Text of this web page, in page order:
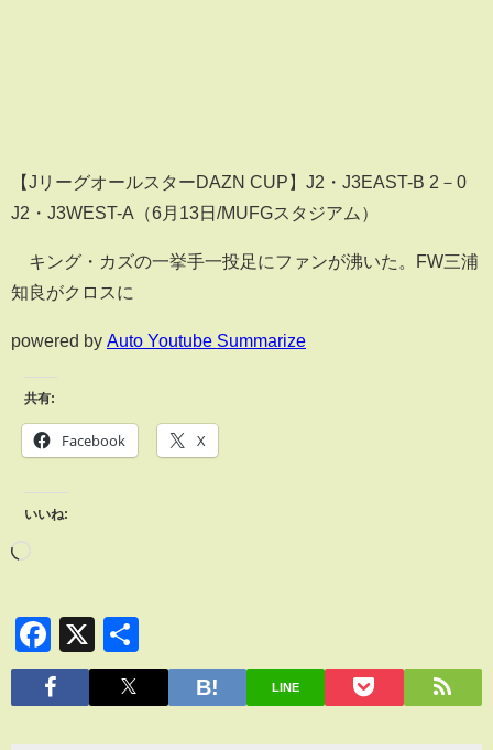
【JリーグオールスターDAZN CUP】J2・J3EAST-B 2－0
J2・J3WEST-A（6月13日/MUFGスタジアム）
キング・カズの一挙手一投足にファンが沸いた。FW三浦
知良がクロスに
powered by Auto Youtube Summarize
共有:
Facebook X
いいね:
Facebook
X
有
LINE